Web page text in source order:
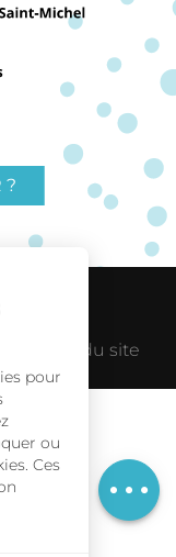
Horaires
?
utiles
Plan du site
pour
ou
Ces